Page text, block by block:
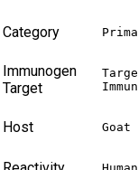
Category
Immunogen
Target
Host Goat